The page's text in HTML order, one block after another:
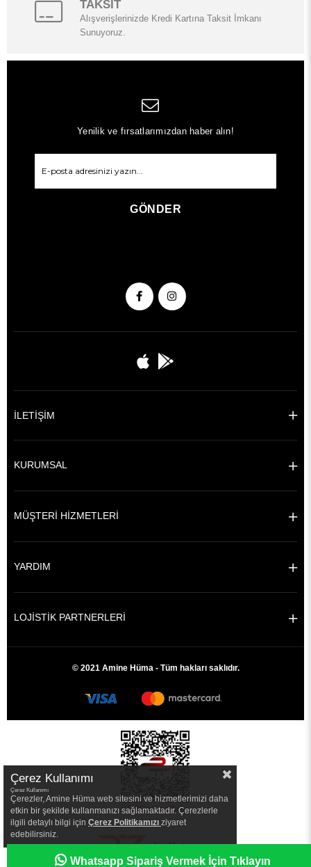
TAKSİT
Alışverişlerinizde Kredi Kartına Taksit İmkanı
Sunuyoruz.
Yenilik ve fırsatlarımızdan haber alın!
GÖNDER
İLETİŞİM
KURUMSAL
MÜŞTERİ HİZMETLERİ
YARDIM
LOJİSTİK PARTNERLERİ
© 2021 Amine Hüma - Tüm hakları saklıdır.
Whatsapp Sipariş Vermek İçin Tıklayın
|
Çerez Kullanımı
Çerez Kullanımı
Çerezler, Amine Hüma web sitesini ve hizmetlerimizi daha
etkin bir şekilde kullanmanızı sağlamaktadır. Çerezlerle
ilgili detaylı bilgi için Çerez Politikamızı ziyaret
edebilirsiniz.